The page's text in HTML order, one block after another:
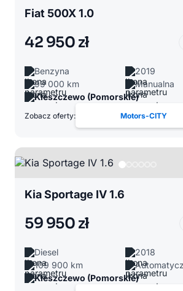
Fiat 500X 1.0
42 950 zł
Benzyna
2019
99 000 km
Manualna
Kleszczewo (Pomorskie)
Zobacz oferty: Motors-CITY
Kia Sportage IV 1.6
59 950 zł
Diesel
2018
109 900 km
Kleszczewo (Pomorskie)